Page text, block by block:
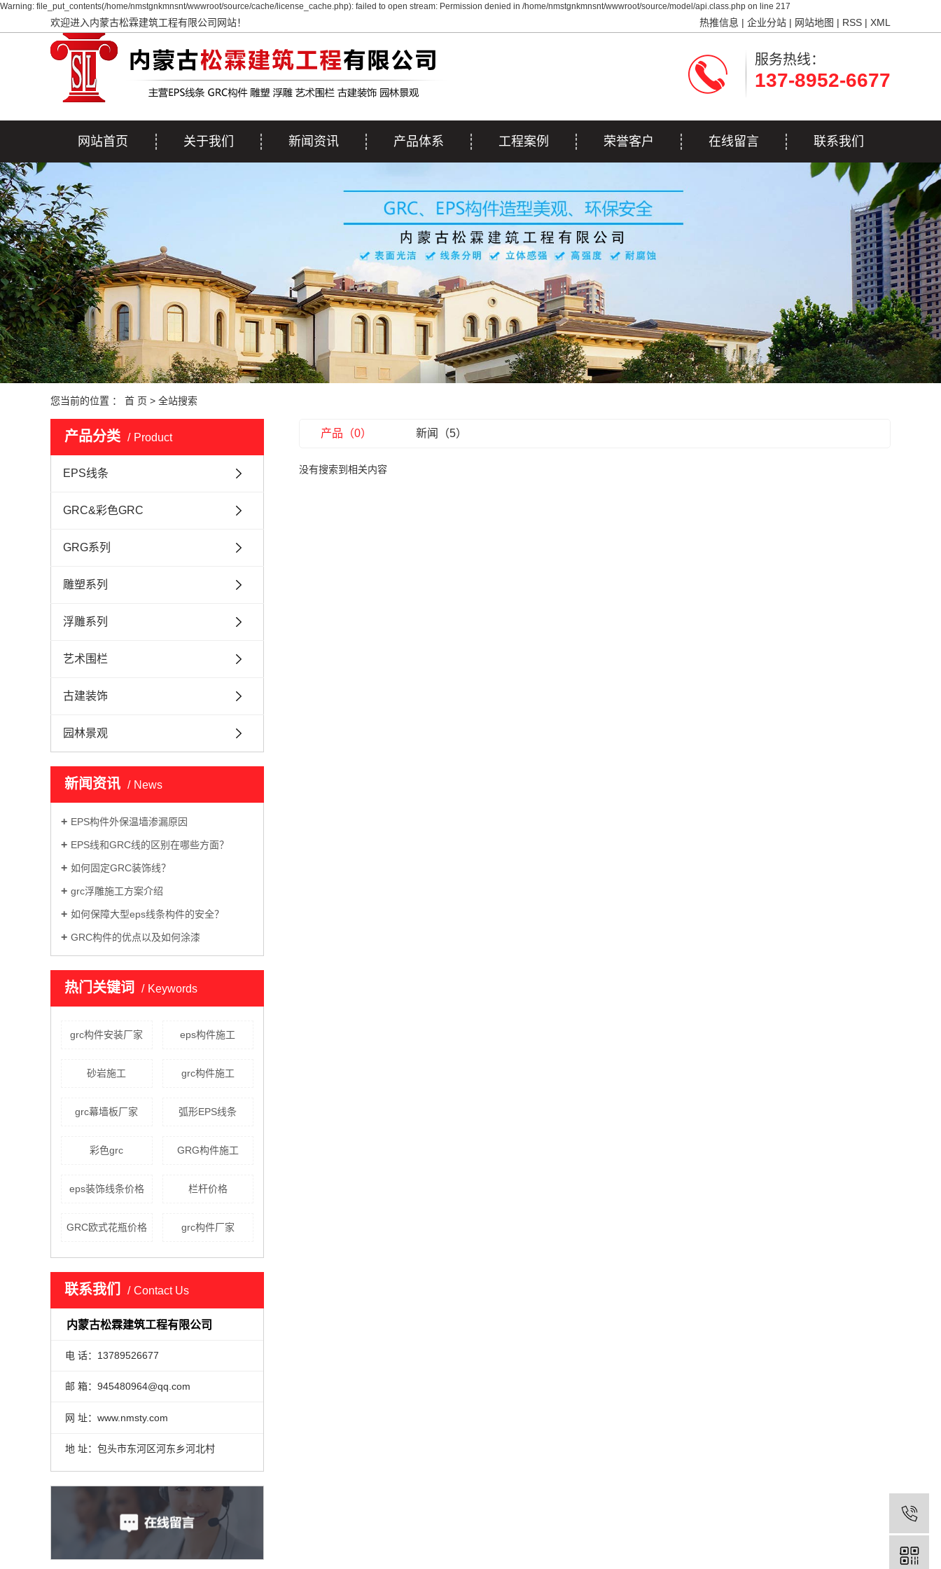
Warning: file_put_contents(/home/nmstgnkmnsnt/wwwroot/source/cache/license_cache.php): failed to open stream: Permission denied in /home/nmstgnkmnsnt/wwwroot/source/model/api.class.php on line 217
欢迎进入内蒙古松霖建筑工程有限公司网站！ 热推信息 | 企业分站 | 网站地图 | RSS | XML
服务热线：
137-8952-6677
网站首页 关于我们 新闻资讯 产品体系
GRC&彩色GRC
GRG系列
雕塑系列
浮雕系列
艺术围栏
古建装饰
园林景观
工程案例
施工案例
荣誉客户 在线留言 联系我们
联系我们
您当前的位置 ： 首 页 > 全站搜索
产品分类 Product
EPS线条
GRC&彩色GRC
GRG系列
雕塑系列
浮雕系列
艺术围栏
古建装饰
园林景观
新闻资讯 News
EPS构件外保温墙渗漏原因
EPS线和GRC线的区别在哪些方面？
如何固定GRC装饰线？
grc浮雕施工方案介绍
如何保障大型eps线条构件的安全？
GRC构件的优点以及如何涂漆
热门关键词 Keywords
grc构件安装厂家 eps构件施工
砂岩施工 grc构件施工
grc幕墙板厂家 弧形EPS线条
彩色grc GRG构件施工
eps装饰线条价格 栏杆价格
GRC欧式花瓶价格 grc构件厂家
联系我们 Contact Us
内蒙古松霖建筑工程有限公司
电 话：13789526677
邮 箱：945480964@qq.com
网 址：www.nmsty.com
地 址：包头市东河区河东乡河北村
产品（0） 新闻（5）
没有搜索到相关内容